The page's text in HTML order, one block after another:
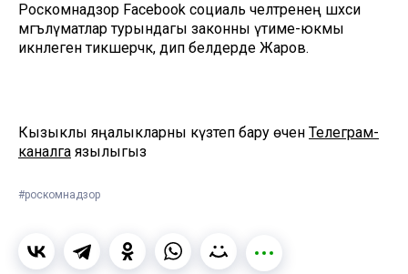
Роскомнадзор Facebook социаль челтәренең шәхси
мәгълүматлар турындагы законны үтиме-юкмы
икәнлеген тикшерәчәк, дип белдерде Жаров.
Кызыклы яңалыкларны күзәтеп бару өчен Телеграм-
каналга язылыгыз
#роскомнадзор